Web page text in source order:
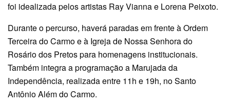
foi idealizada pelos artistas Ray Vianna e Lorena Peixoto.
Durante o percurso, haverá paradas em frente à Ordem
Terceira do Carmo e à Igreja de Nossa Senhora do
Rosário dos Pretos para homenagens institucionais.
Também integra a programação a Marujada da
Independência, realizada entre 11h e 19h, no Santo
Antônio Além do Carmo.